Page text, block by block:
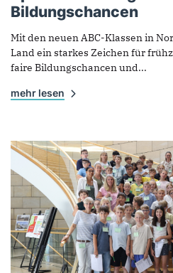
Bildungschancen
Mit den neuen ABC-Klassen in
Land ein starkes Zeichen für
faire Bildungschancen und...
mehr lesen